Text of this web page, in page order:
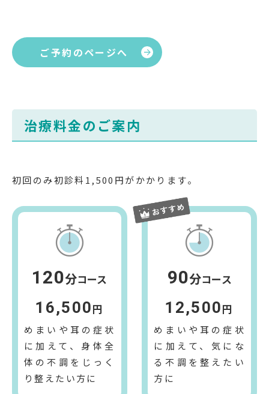
ご予約のページへ
治療料金のご案内
初回のみ初診料 1,500 円がかかります。
120分コース
16,500円
めまいや耳の症状
に加えて、身体全
体の不調をじっく
り整えたい方に
90分コース
12,500円
めまいや耳の症状
に加えて、気にな
る不調を整えたい
方に